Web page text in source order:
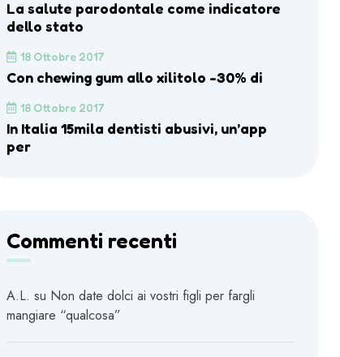
La salute parodontale come indicatore
dello stato
18 Ottobre 2017
Con chewing gum allo xilitolo -30% di
18 Ottobre 2017
In Italia 15mila dentisti abusivi, un’app
per
Commenti recenti
A.L. su Non date dolci ai vostri figli per fargli
mangiare “qualcosa”